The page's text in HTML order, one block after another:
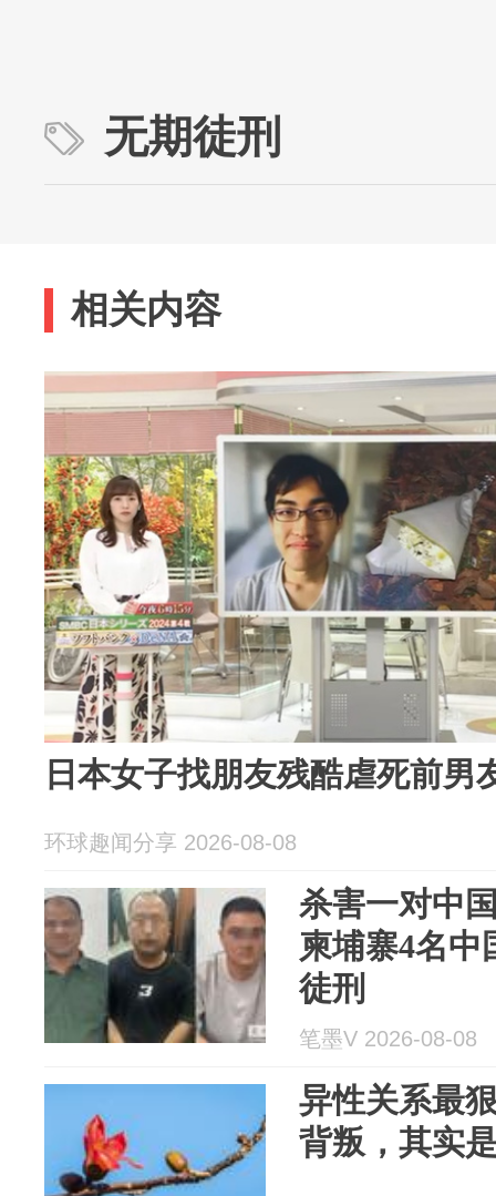
无期徒刑
相关内容
日本女子找朋友残酷虐死前
环球趣闻分享 2026-08-08
杀害一对中
柬埔寨4名中
徒刑
笔墨V 2026-08-08
异性关系最
背叛，其实